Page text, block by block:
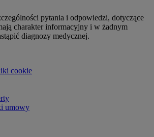
pytania i odpowiedzi, dotyczące
charakter informacyjny i w żadnym
diagnozy medycznej.
cookie
umowy